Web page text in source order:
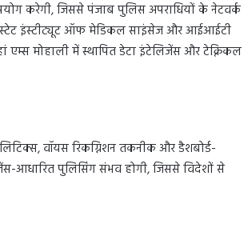
करेगी, जिससे पंजाब पुलिस अपराधियों के नेटवर्क
स्टेट इंस्टीट्यूट ऑफ मेडिकल साइंसेज और आईआईटी
एम्स मोहाली में स्थापित डेटा इंटेलिजेंस और टेक्निकल
वॉयस रिकग्निशन तकनीक और डैशबोर्ड-
आधारित पुलिसिंग संभव होगी, जिससे विदेशों से